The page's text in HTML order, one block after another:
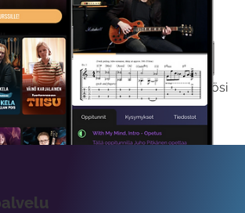
Kokeile Ilmaiseksi
saat koko sisältömme käyttöösi
viikon ajaksi.